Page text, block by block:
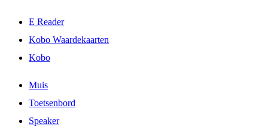
E Reader
Kobo Waardekaarten
Kobo
Muis
Toetsenbord
Speaker